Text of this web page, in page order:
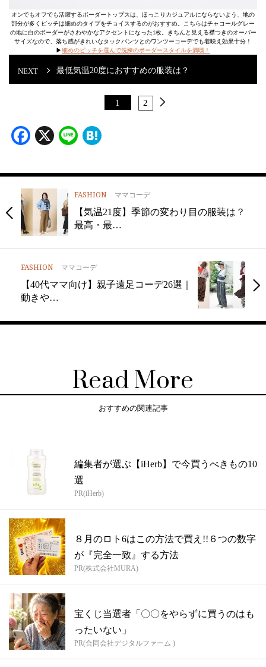
オンでもオフでも活躍するボーダートップスは、ほっこりカジュアルにならないよう、地の
部分が多くピッチは細めのタイプをチョイスするのがおすすめ。こちらはチャコールグレー
の地に白のボーダーがさわやかなアクセントになった1枚。きちんと見える襟つきのオーバー
サイズなので、落ち感がきれいなタックパンツとのワンツーコーデでも着映え効果十分！
▶︎細めのピッチを選んで洗練のボーダースタイルを満喫！
最低気温20度におすすめの服装は？
1 2
Facebook
X Line
FASHION ママコーデ
【気温21度】季節の変わり目の服装は？
最高・最…
FASHION ママコーデ
【40代ママ向け】親子遠足コーデ26選｜
動きや…
Read More
おすすめの関連記事
編集者が選ぶ【iHerb】で今買うべきもの10
選
PR(iHerb)
８月のロト6はこの方法で買え!!６つの数字
が『完全一致』する方法
PR(株式会社MURA)
宝くじ当選者「〇〇をやらずに買うのはも
ったいない」
PR(合同会社デジタルファーム )